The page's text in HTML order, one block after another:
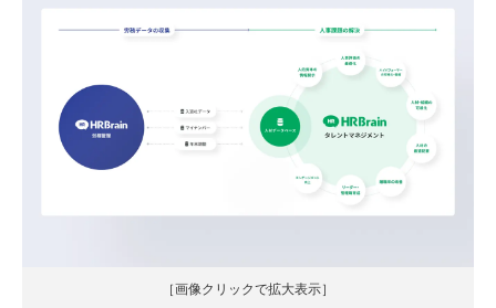
［画像クリックで拡大表示］